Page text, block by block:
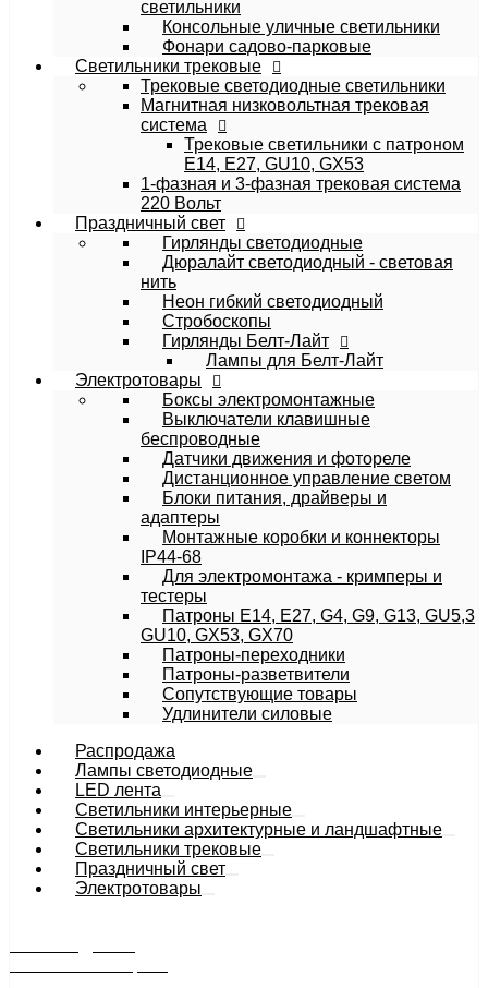
светильники
Консольные уличные светильники
Фонари садово-парковые
Cветильники трековые
Трековые светодиодные светильники
Магнитная низковольтная трековая
система
Трековые светильники с патроном
E14, E27, GU10, GX53
1-фазная и 3-фазная трековая система
220 Вольт
Праздничный свет
Гирлянды светодиодные
Дюралайт светодиодный - световая
нить
Неон гибкий светодиодный
Стробоскопы
Гирлянды Белт-Лайт
Лампы для Белт-Лайт
Электротовары
Боксы электромонтажные
Выключатели клавишные
беспроводные
Датчики движения и фотореле
Дистанционное управление светом
Блоки питания, драйверы и
адаптеры
Монтажные коробки и коннекторы
IP44-68
Для электромонтажа - кримперы и
тестеры
Патроны E14, E27, G4, G9, G13, GU5,3
GU10, GX53, GX70
Патроны-переходники
Патроны-разветвители
Сопутствующие товары
Удлинители силовые
Распродажа
Лампы светодиодные
LED лента
Светильники интерьерные
Светильники архитектурные и ландшафтные
Cветильники трековые
Праздничный свет
Электротовары